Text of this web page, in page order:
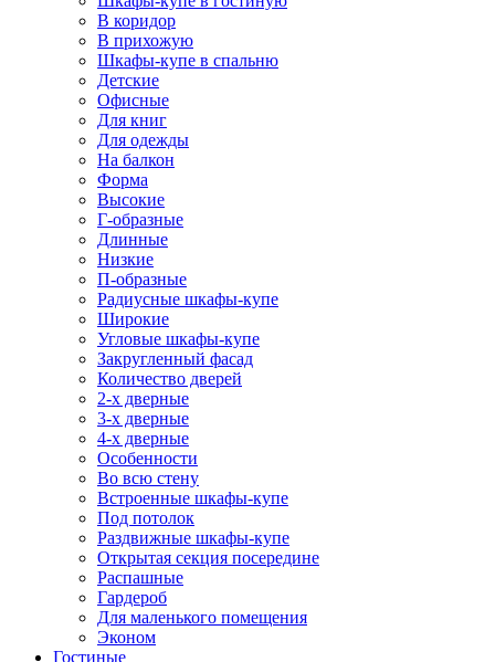
В коридор
В прихожую
Шкафы-купе в спальню
Детские
Офисные
Для книг
Для одежды
На балкон
Форма
Высокие
Г-образные
Длинные
Низкие
П-образные
Радиусные шкафы-купе
Широкие
Угловые шкафы-купе
Закругленный фасад
Количество дверей
2-х дверные
3-х дверные
4-х дверные
Особенности
Во всю стену
Встроенные шкафы-купе
Под потолок
Раздвижные шкафы-купе
Открытая секция посередине
Распашные
Гардероб
Для маленького помещения
Эконом
Гостиные